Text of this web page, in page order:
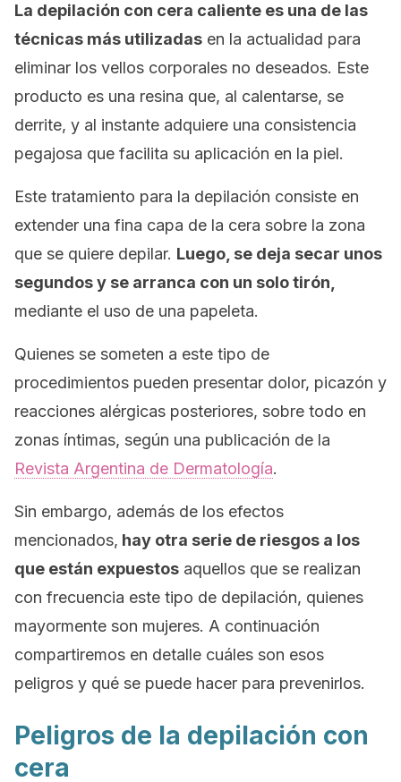
La depilación con cera caliente es una de las
técnicas más utilizadas en la actualidad para
eliminar los vellos corporales no deseados. Este
producto es una resina que, al calentarse, se
derrite, y al instante adquiere una consistencia
pegajosa que facilita su aplicación en la piel.
Este tratamiento para la depilación consiste en
extender una fina capa de la cera sobre la zona
que se quiere depilar. Luego, se deja secar unos
segundos y se arranca con un solo tirón,
mediante el uso de una papeleta.
Quienes se someten a este tipo de
procedimientos pueden presentar dolor, picazón y
reacciones alérgicas posteriores, sobre todo en
zonas íntimas, según una publicación de la
Revista Argentina de Dermatología.
Sin embargo, además de los efectos
mencionados, hay otra serie de riesgos a los
que están expuestos aquellos que se realizan
con frecuencia este tipo de depilación, quienes
mayormente son mujeres. A continuación
compartiremos en detalle cuáles son esos
peligros y qué se puede hacer para prevenirlos.
Peligros de la depilación con
cera